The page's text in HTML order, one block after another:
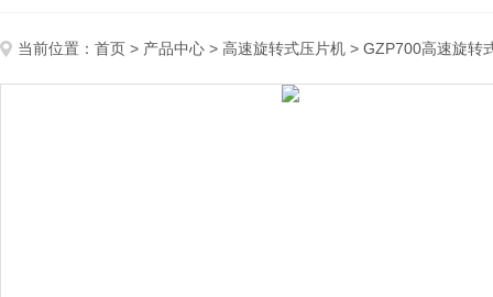
当前位置： 首页 > 产品中心 > 高速旋转式压片机 > GZP700高速旋转